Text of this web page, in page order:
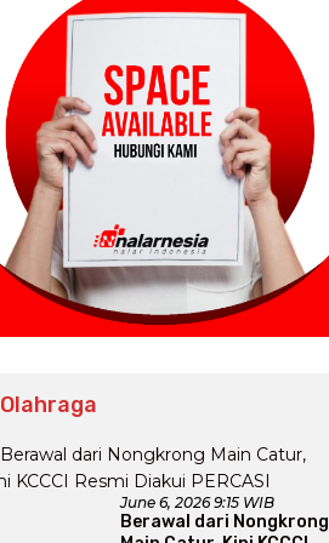
June 6, 2026 9:15 WIB
Berawal dari Nongkrong